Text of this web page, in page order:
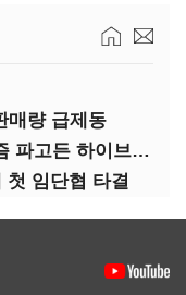
매량 급제동
독일차 넘은 현대차 ‘뚝심’…캐즘 파고든 하이브리드 역전극
첫 임단협 타결